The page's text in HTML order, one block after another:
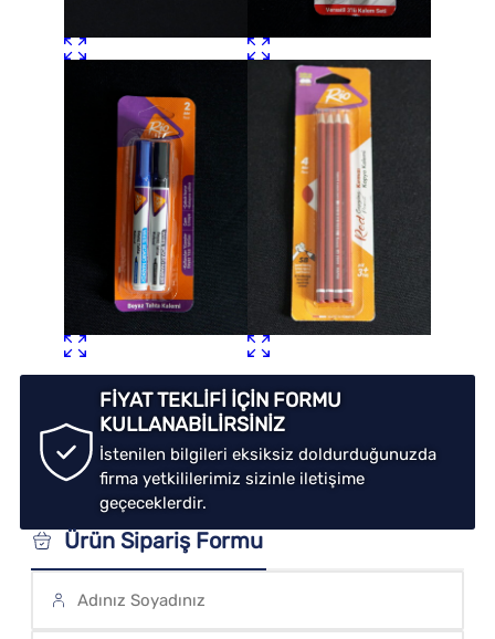
FİYAT TEKLİFİ İÇİN FORMU
KULLANABİLİRSİNİZ
İstenilen bilgileri eksiksiz doldurduğunuzda
firma yetkililerimiz sizinle iletişime
geçeceklerdir.
Ürün Sipariş Formu